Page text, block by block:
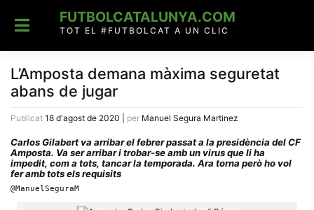
content
FUTBOLCATALUNYA.COM
TOT EL #FUTBOLCAT A UN CLIC
L’Amposta demana màxima seguretat
abans de jugar
Publicat 18 d'agost de 2020 per Manuel Segura Martinez
Carlos Gilabert va arribar el febrer passat a la presidència del CF
Amposta. Va ser arribar i trobar-se amb un virus que li ha
impedit, com a tots, tancar la temporada. Ara torna però ho vol
fer amb tots els requisits
@ManuelSeguraM